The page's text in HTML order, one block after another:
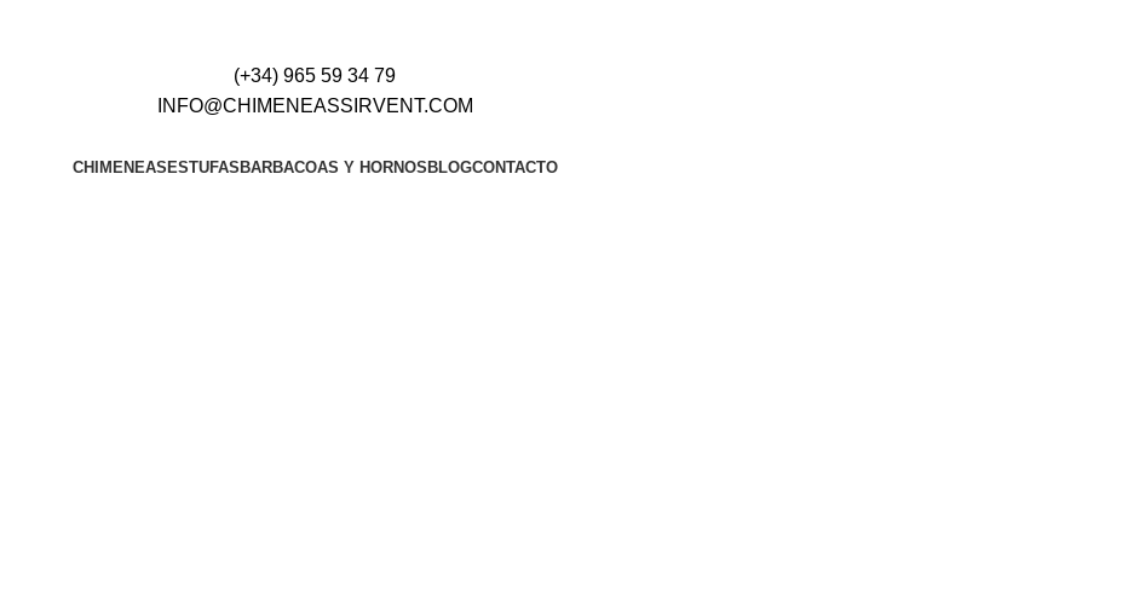
(+34) 965 59 34 79
INFO@CHIMENEASSIRVENT.COM
CHIMENEAS ESTUFAS BARBACOAS Y HORNOS BLOGCONTACTO